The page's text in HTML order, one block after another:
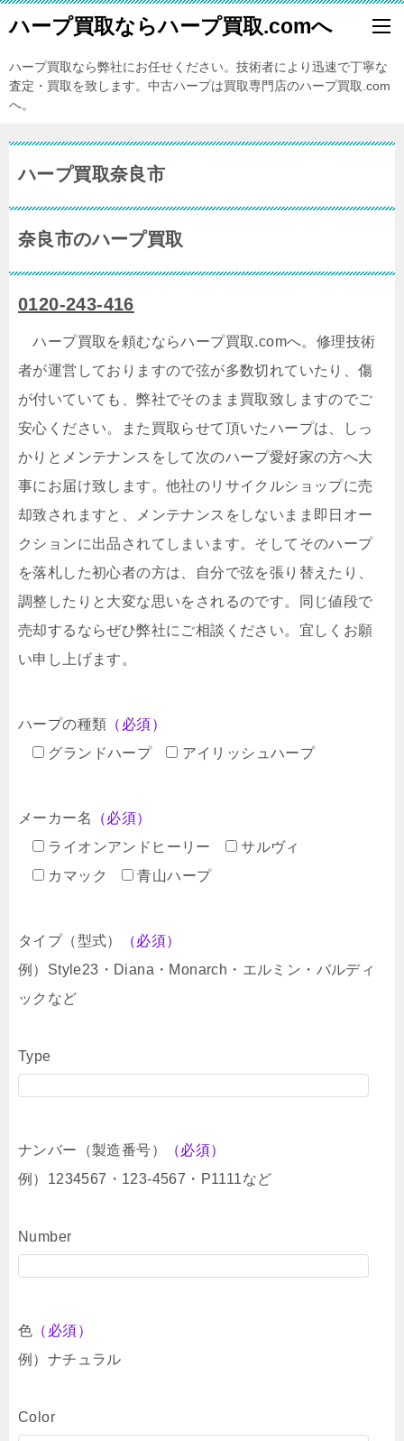
ハープ買取ならハープ買取.comへ
ハープ買取なら弊社にお任せください。技術者により迅速で丁寧な
査定・買取を致します。中古ハープは買取専門店のハープ買取.com
へ。
ハープ買取奈良市
奈良市のハープ買取
0120-243-416
ハープ買取を頼むならハープ買取.comへ。修理技術
者が運営しておりますので弦が多数切れていたり、傷
が付いていても、弊社でそのまま買取致しますのでご
安心ください。また買取らせて頂いたハープは、しっ
かりとメンテナンスをして次のハープ愛好家の方へ大
事にお届け致します。他社のリサイクルショップに売
却致されますと、メンテナンスをしないまま即日オー
クションに出品されてしまいます。そしてそのハープ
を落札した初心者の方は、自分で弦を張り替えたり、
調整したりと大変な思いをされるのです。同じ値段で
売却するならぜひ弊社にご相談ください。宜しくお願
い申し上げます。
ハープの種類 （必須）
グランドハープ
アイリッシュハープ
メーカー名
（必須）
ライオンアンドヒーリー
サルヴィ
カマック
青山ハープ
タイプ（型式）
（必須）
例）Style23・Diana・Monarch・エルミン・バルディ
ックなど
Type
ナンバー（製造番号）
（必須）
例）1234567・123-4567・P1111など
Number
色 （必須）
例）ナチュラル
Color